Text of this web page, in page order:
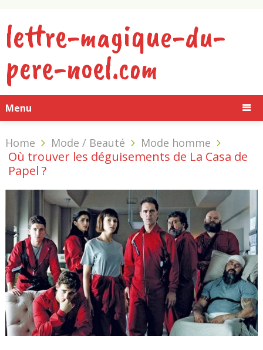
lettre-magique-du-
pere-noel.com
Menu
Home Mode / Beauté Mode homme
Où trouver les déguisements de La Casa de
Papel ?